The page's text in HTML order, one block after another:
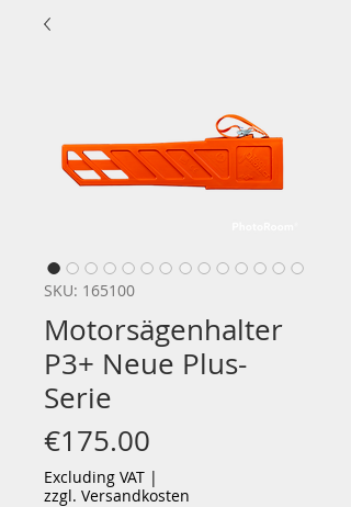
SKU: 165100
Motorsägenhalter
P3+ Neue Plus-
Serie
€175.00
Excluding VAT |
zzgl. Versandkosten